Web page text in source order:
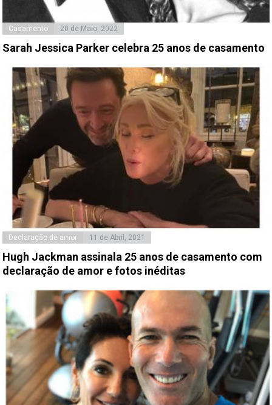
Casamento 20 de Maio, 2022
Sarah Jessica Parker celebra 25 anos de casamento
Declaração de amor 11 de Abril, 2021
Hugh Jackman assinala 25 anos de casamento com
declaração de amor e fotos inéditas